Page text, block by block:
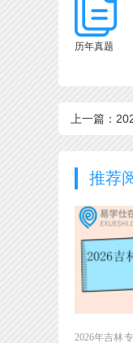
历年真题
上一篇：
推荐
2026年吉林